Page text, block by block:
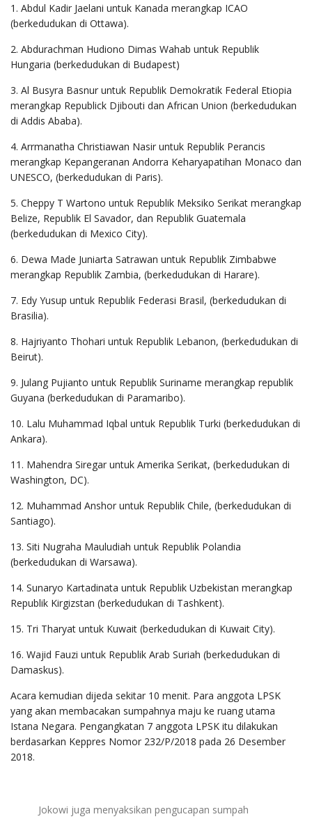
1. Abdul Kadir Jaelani untuk Kanada merangkap ICAO
(berkedudukan di Ottawa).
2. Abdurachman Hudiono Dimas Wahab untuk Republik
Hungaria (berkedudukan di Budapest)
3. Al Busyra Basnur untuk Republik Demokratik Federal Etiopia
merangkap Republick Djibouti dan African Union (berkedudukan
di Addis Ababa).
4. Arrmanatha Christiawan Nasir untuk Republik Perancis
merangkap Kepangeranan Andorra Keharyapatihan Monaco dan
UNESCO, (berkedudukan di Paris).
5. Cheppy T Wartono untuk Republik Meksiko Serikat merangkap
Belize, Republik El Savador, dan Republik Guatemala
(berkedudukan di Mexico City).
6. Dewa Made Juniarta Satrawan untuk Republik Zimbabwe
merangkap Republik Zambia, (berkedudukan di Harare).
7. Edy Yusup untuk Republik Federasi Brasil, (berkedudukan di
Brasilia).
8. Hajriyanto Thohari untuk Republik Lebanon, (berkedudukan di
Beirut).
9. Julang Pujianto untuk Republik Suriname merangkap republik
Guyana (berkedudukan di Paramaribo).
10. Lalu Muhammad Iqbal untuk Republik Turki (berkedudukan di
Ankara).
11. Mahendra Siregar untuk Amerika Serikat, (berkedudukan di
Washington, DC).
12. Muhammad Anshor untuk Republik Chile, (berkedudukan di
Santiago).
13. Siti Nugraha Mauludiah untuk Republik Polandia
(berkedudukan di Warsawa).
14. Sunaryo Kartadinata untuk Republik Uzbekistan merangkap
Republik Kirgizstan (berkedudukan di Tashkent).
15. Tri Tharyat untuk Kuwait (berkedudukan di Kuwait City).
16. Wajid Fauzi untuk Republik Arab Suriah (berkedudukan di
Damaskus).
Acara kemudian dijeda sekitar 10 menit. Para anggota LPSK
yang akan membacakan sumpahnya maju ke ruang utama
Istana Negara. Pengangkatan 7 anggota LPSK itu dilakukan
berdasarkan Keppres Nomor 232/P/2018 pada 26 Desember
2018.
Jokowi juga menyaksikan pengucapan sumpah